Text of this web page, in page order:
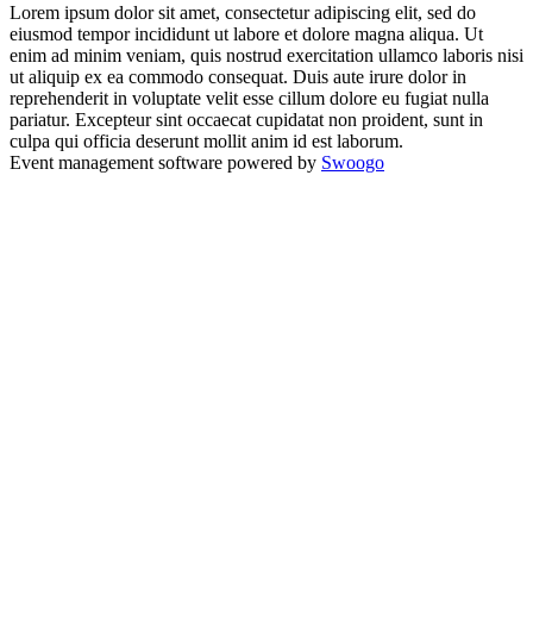
Lorem ipsum dolor sit amet, consectetur adipiscing elit, sed do
eiusmod tempor incididunt ut labore et dolore magna aliqua. Ut
enim ad minim veniam, quis nostrud exercitation ullamco laboris nisi
ut aliquip ex ea commodo consequat. Duis aute irure dolor in
reprehenderit in voluptate velit esse cillum dolore eu fugiat nulla
pariatur. Excepteur sint occaecat cupidatat non proident, sunt in
culpa qui officia deserunt mollit anim id est laborum.
Event management software powered by Swoogo